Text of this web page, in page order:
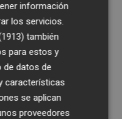
de
tu correo
información
los servicios.
también
para estos y
de datos de
características
se aplican
proveedores